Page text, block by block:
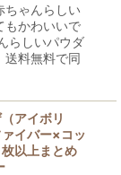
ちゃんらしい
もかわいいで
らしいパウダ
送料無料で同
アイボリ
イバー×コッ
以上まとめ